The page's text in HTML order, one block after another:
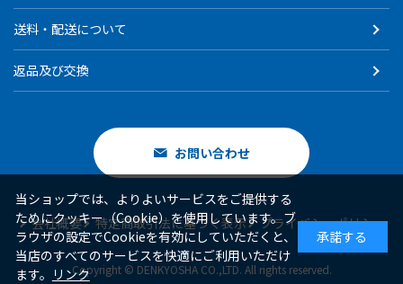
送料・配送について
返品及び交換
お問い合わせ
会社概要 特定商取引法に基づく表示 プライバシーポリシー
Copyright © DENKYOSHA CO.,LTD. All rights reserved.
当ショップでは、よりよいサービスをご提供する
ためにクッキー（Cookie）を使用しています。ブ
ラウザの設定でCookieを有効にしていただくと、
当店のすべてのサービスを快適にご利用いただけ
ます。 リンク
承諾する